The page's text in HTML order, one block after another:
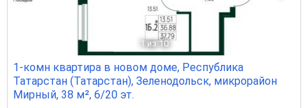
1 из 10
1-комн квартира в новом доме, Республика
Татарстан (Татарстан), Зеленодольск, микрорайон
Мирный, 38 м², 6/20 эт.